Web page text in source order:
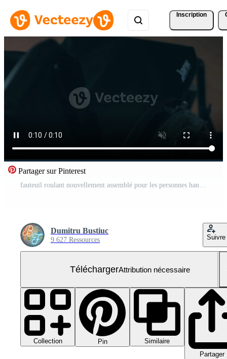
Inscription
Partager sur Pinterest
fauteuil roulant nouvellement assemblé pour les personnes handicapées. état désastreux de la chambre, confitures cassées
Dumitru Bustiuc
9 627 Ressources Suivre
TéléchargerAttribution nécessaire
Collection Pin
Similaire
Partager